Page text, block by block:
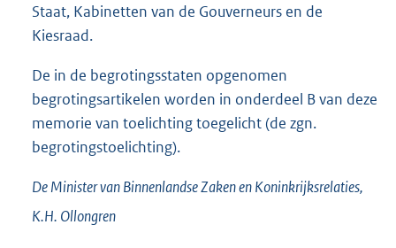
Staat, Kabinetten van de Gouverneurs en de
Kiesraad.
De in de begrotingsstaten opgenomen
begrotingsartikelen worden in onderdeel B van deze
memorie van toelichting toegelicht (de zgn.
begrotingstoelichting).
De Minister van Binnenlandse Zaken en Koninkrijksrelaties,
K.H. Ollongren